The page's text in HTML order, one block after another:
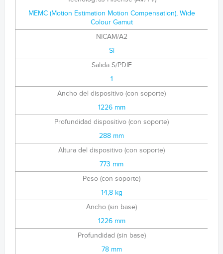
MEMC (Motion Estimation Motion Compensation), Wide
Colour Gamut
NICAM/A2
Si
Salida S/PDIF
1
Ancho del dispositivo (con soporte)
1226 mm
Profundidad dispositivo (con soporte)
288 mm
Altura del dispositivo (con soporte)
773 mm
Peso (con soporte)
14,8 kg
Ancho (sin base)
1226 mm
Profundidad (sin base)
78 mm